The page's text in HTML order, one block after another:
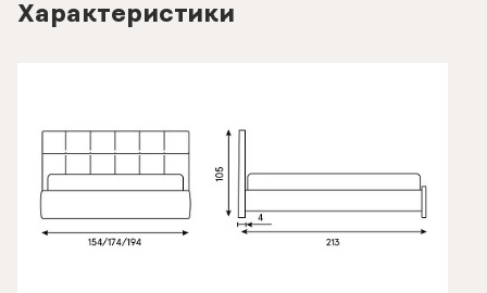
Характеристики